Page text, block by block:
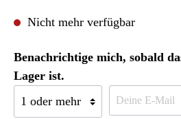
Nicht mehr verfügbar
Benachrichtige mich, sobald
Lager ist.